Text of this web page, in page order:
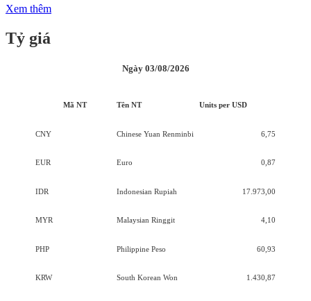
Xem thêm
Tỷ giá
Ngày 03/08/2026
Mã NT Tên NT Units per USD
CNY Chinese Yuan Renminbi 6,75
EUR Euro 0,87
IDR Indonesian Rupiah 17.973,00
MYR Malaysian Ringgit 4,10
PHP Philippine Peso 60,93
KRW South Korean Won 1.430,87